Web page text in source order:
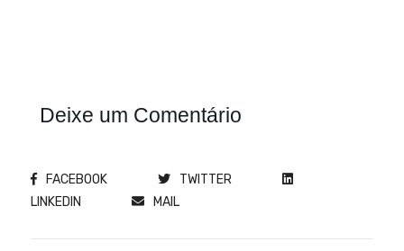
Deixe um Comentário
FACEBOOK
TWITTER
LINKEDIN
MAIL